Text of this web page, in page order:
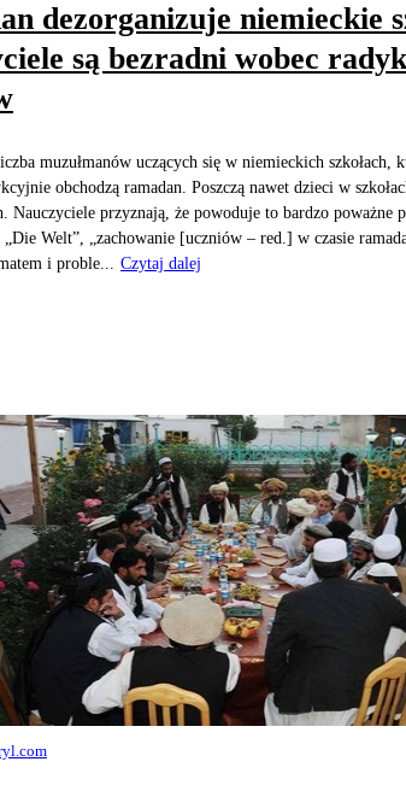
dezorganizuje niemieckie
są bezradni wobec
muzułmanów uczących się w niemieckich szkołach,
obchodzą ramadan. Poszczą nawet dzieci w
Nauczyciele przyznają, że powoduje to bardzo
Welt”, „zachowanie [uczniów – red.] w czasie
i proble...
Czytaj dalej